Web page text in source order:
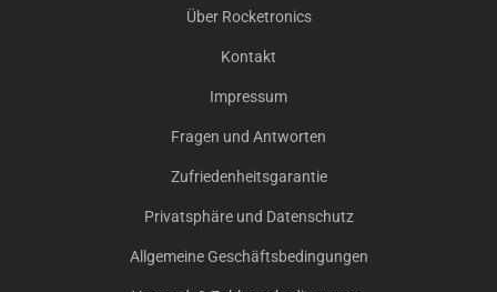
Über Rocketronics
Kontakt
Impressum
Fragen und Antworten
Zufriedenheitsgarantie
Privatsphäre und Datenschutz
Allgemeine Geschäftsbedingungen